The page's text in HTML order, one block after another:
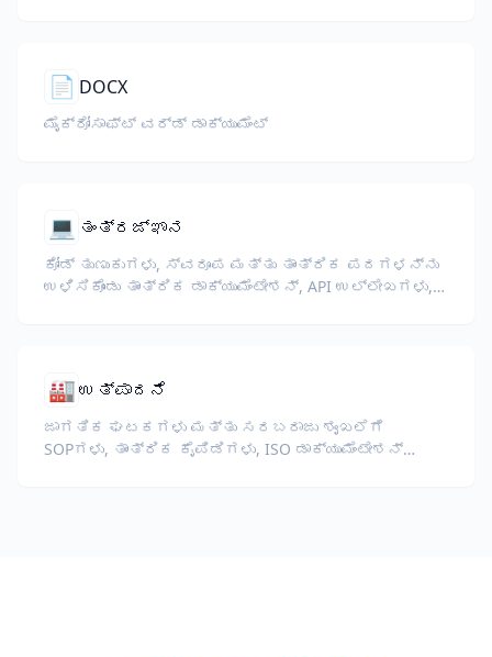
📄 DOCX
ಮೈಕ್ರೋಸಾಫ್ಟ್ ವರ್ಡ್ ಡಾಕ್ಯುಮೆಂಟ್
💻 ತಂತ್ರಜ್ಞಾನ
ಕೋಡ್ ತುಣುಕುಗಳು, ಸ್ವರೂಪ ಮತ್ತು ತಾಂತ್ರಿಕ ಪದಗಳನ್ನು
ಉಳಿಸಿಕೊಂಡು ತಾಂತ್ರಿಕ ಡಾಕ್ಯುಮೆಂಟೇಶನ್, API ಉಲ್ಲೇಖಗಳು,
🏭ಉತ್ಪಾದನೆ
ಜಾಗತಿಕ ಘಟಕಗಳು ಮತ್ತು ಸರಬರಾಜು ಶೃಂಖಲೆಗೆ
SOPಗಳು, ತಾಂತ್ರಿಕ ಕೈಪಿಡಿಗಳು, ISO ಡಾಕ್ಯುಮೆಂಟೇಶನ್